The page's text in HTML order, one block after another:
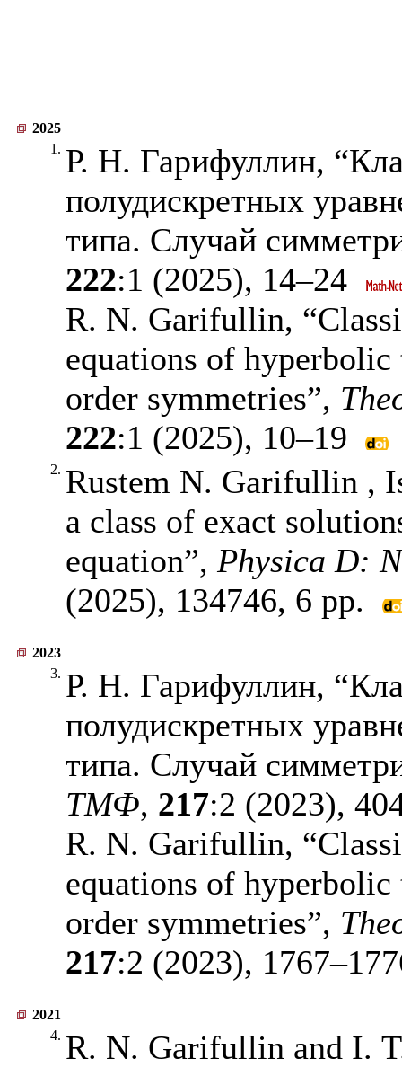
2025
1. Р. Н. Гарифуллин,
полудискретных
типа. Случай
222:1 (2025), 14–24
R. N. Garifullin,
equations of
order symmetries”,
222:1 (2025), 10–19
2. Rustem N. Garifullin ,
a class of exact
equation”, Physica D:
(2025), 134746, 6 pp.
2023
3. Р. Н. Гарифуллин,
полудискретных
типа. Случай
ТМФ, 217:2 (2023),
R. N. Garifullin,
equations of
order symmetries”,
217:2 (2023),
2021
4. R. N. Garifullin and I.